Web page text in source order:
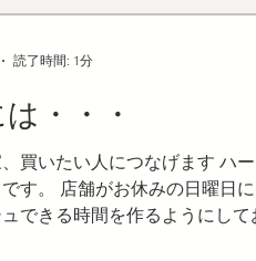
・・・
買いたい人につなげます ハ
す。 店舗がお休みの日曜日に
できる時間を作るようにして
読了時間: 1分